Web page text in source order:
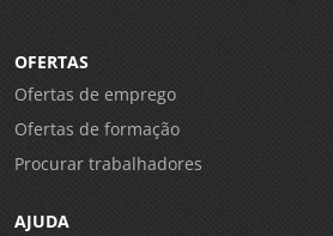
OFERTAS
Ofertas de emprego
Ofertas de formação
Procurar trabalhadores
AJUDA